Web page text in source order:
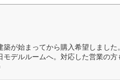
築が始まってから購入希望しまし
モデルルームへ。対応した営業の方